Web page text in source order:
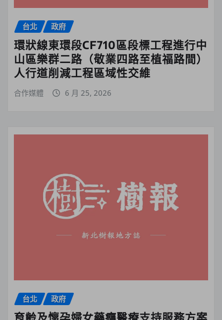
台北 政府
環狀線東環段CF710區段標工程進行中
山區樂群二路（敬業四路至植福路間）
人行道削減工程區域性交維
合作媒體 6 月 25, 2026
台北 政府
育齡及懷孕婦女藥癮醫療支持服務方案